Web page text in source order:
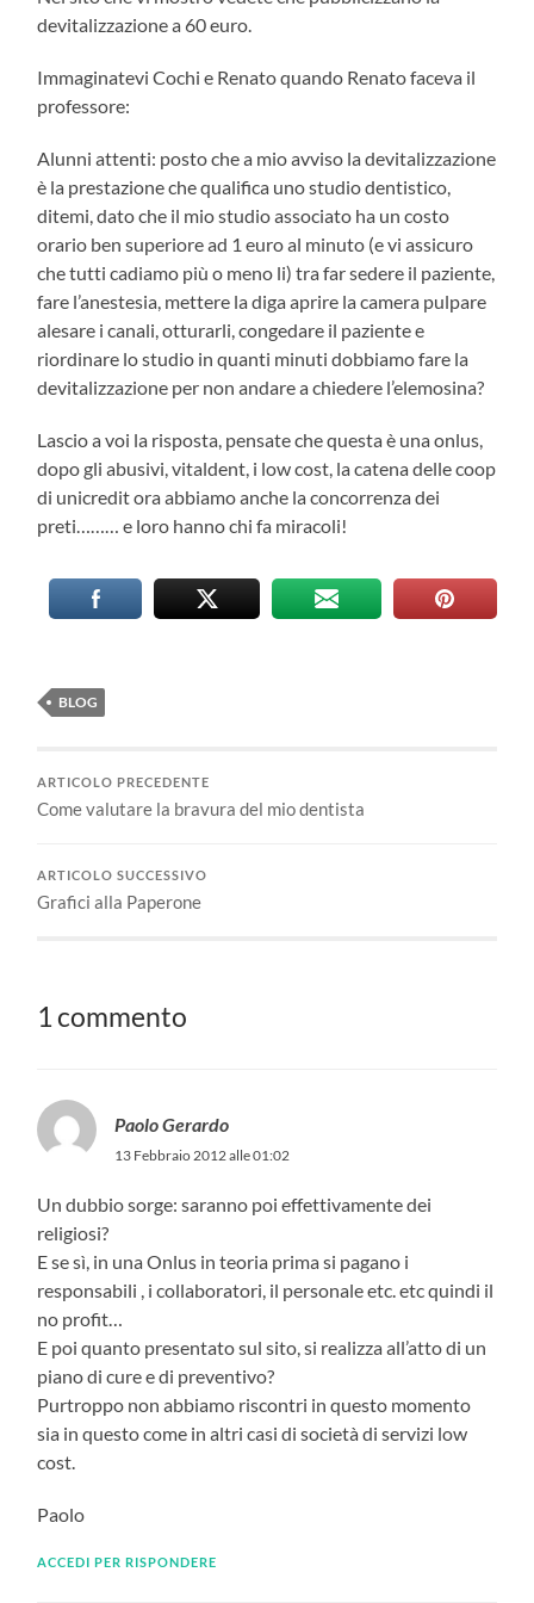
devitalizzazione a 60 euro.
Immaginatevi Cochi e Renato quando Renato faceva il
professore:
Alunni attenti: posto che a mio avviso la devitalizzazione
è la prestazione che qualifica uno studio dentistico,
ditemi, dato che il mio studio associato ha un costo
orario ben superiore ad 1 euro al minuto (e vi assicuro
che tutti cadiamo più o meno li) tra far sedere il paziente,
fare l’anestesia, mettere la diga aprire la camera pulpare
alesare i canali, otturarli, congedare il paziente e
riordinare lo studio in quanti minuti dobbiamo fare la
devitalizzazione per non andare a chiedere l’elemosina?
Lascio a voi la risposta, pensate che questa è una onlus,
dopo gli abusivi, vitaldent, i low cost, la catena delle coop
di unicredit ora abbiamo anche la concorrenza dei
preti……… e loro hanno chi fa miracoli!
BLOG
ARTICOLO PRECEDENTE
Come valutare la bravura del mio dentista
ARTICOLO SUCCESSIVO
Grafici alla Paperone
1 commento
Paolo Gerardo
13 Febbraio 2012 alle 01:02
Un dubbio sorge: saranno poi effettivamente dei
religiosi?
E se sì, in una Onlus in teoria prima si pagano i
responsabili , i collaboratori, il personale etc. etc quindi il
no profit…
E poi quanto presentato sul sito, si realizza all’atto di un
piano di cure e di preventivo?
Purtroppo non abbiamo riscontri in questo momento
sia in questo come in altri casi di società di servizi low
cost.
Paolo
ACCEDI PER RISPONDERE